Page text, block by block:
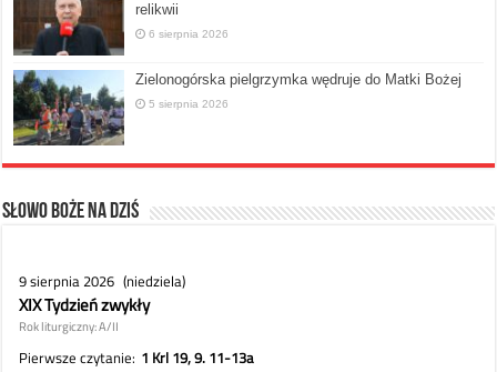
relikwii
6 sierpnia 2026
Zielonogórska pielgrzymka wędruje do Matki Bożej
5 sierpnia 2026
Słowo Boże na dziś